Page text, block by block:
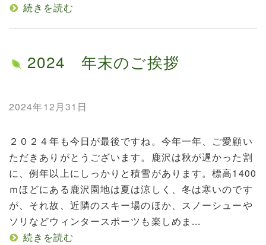
続きを読む
2024 年末のご挨拶
2024年12月31日
２０２４年も今日が最後ですね。今年一年、ご愛顧い
ただきありがとうございます。鹿沢は秋が遅かった割
に、例年以上にしっかりと積雪があります。標高1400
ｍほどにある鹿沢園地は夏は涼しく、冬は寒いのです
が、それ故、近隣のスキー場のほか、スノーシューや
ソリなどウィンタースポーツも楽しめま...
続きを読む